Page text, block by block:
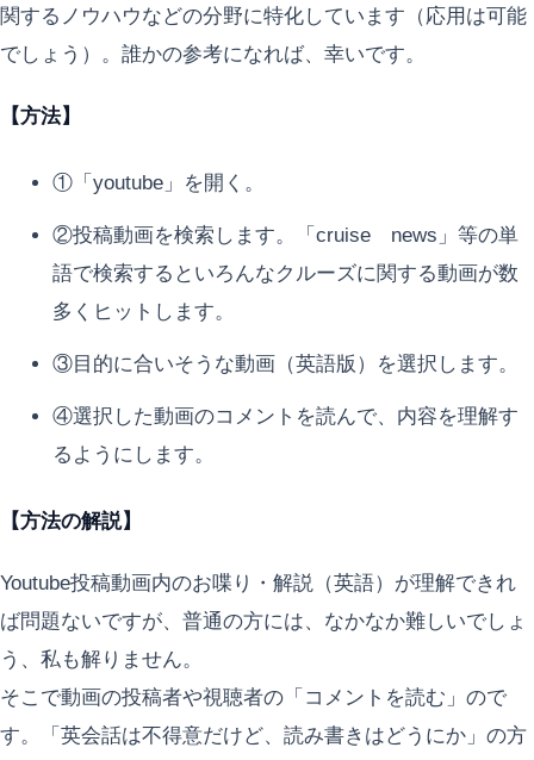
関するノウハウなどの分野に特化しています（応用は可能
でしょう）。誰かの参考になれば、幸いです。
【方法】
①「youtube」を開く。
②投稿動画を検索します。「cruise news」等の単
語で検索するといろんなクルーズに関する動画が数
多くヒットします。
③目的に合いそうな動画（英語版）を選択します。
④選択した動画のコメントを読んで、内容を理解す
るようにします。
【方法の解説】
Youtube投稿動画内のお喋り・解説（英語）が理解できれ
ば問題ないですが、普通の方には、なかなか難しいでしょ
う、私も解りません。
そこで動画の投稿者や視聴者の「コメントを読む」ので
す。「英会話は不得意だけど、読み書きはどうにか」の方